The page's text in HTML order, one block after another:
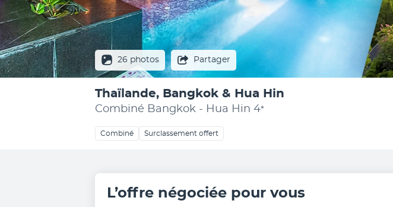
26 photos Partager
Thaïlande, Bangkok & Hua Hin
Combiné Bangkok - Hua Hin 4*
Combiné Surclassement offert
L’offre négociée pour vous